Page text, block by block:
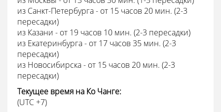
из Санкт-Петербурга - от 15 часов 20 мин. (2-3
пересадки)
из Казани - от 19 часов 10 мин. (2-3 пересадки)
из Екатеринбурга - от 17 часов 35 мин. (2-3
пересадки)
из Новосибирска - от 15 часов 20 мин. (2-3
пересадки)
Текущее время на Ко Чанге:
(UTC +7)